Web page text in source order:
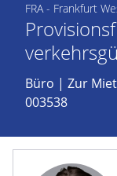
FRA - Frankfurt
Büro | Zur
003538